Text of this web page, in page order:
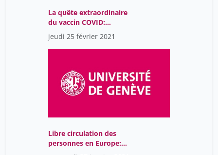
La quête extraordinaire
du vaccin COVID:
comment développe-t-
on un vaccin
jeudi 25 février 2021
Libre circulation des
personnes en Europe:
quels effets sur les